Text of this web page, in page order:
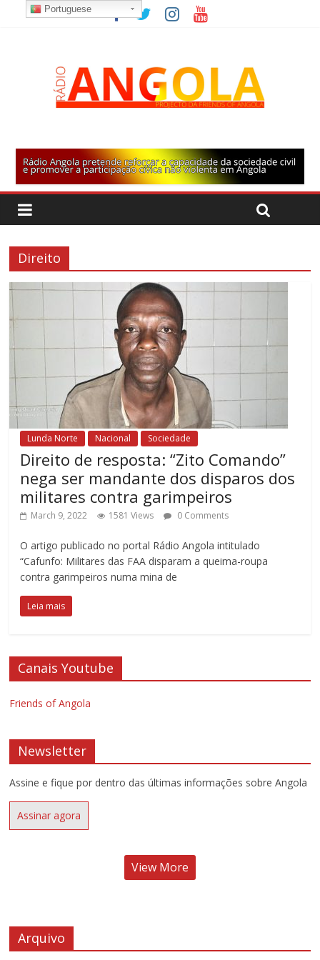
Direito
Lunda Norte Nacional Sociedade
Direito de resposta: “Zito Comando”
nega ser mandante dos disparos dos
militares contra garimpeiros
March 9, 2022 1581 Views 0 Comments
O artigo publicado no portal Rádio Angola intitulado
“Cafunfo: Militares das FAA disparam a queima-roupa
contra garimpeiros numa mina de
Leia mais
Canais Youtube
Friends of Angola
Newsletter
Assine e fique por dentro das últimas informações sobre Angola
Assinar agora
View More
Arquivo
Portuguese